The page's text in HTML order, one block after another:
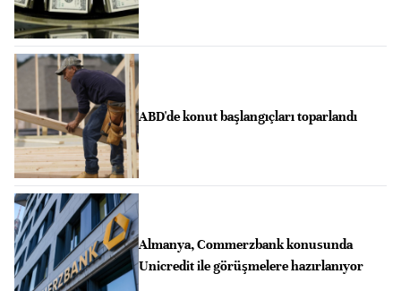
ABD'de konut başlangıçları toparlandı
Almanya, Commerzbank konusunda
Unicredit ile görüşmelere hazırlanıyor